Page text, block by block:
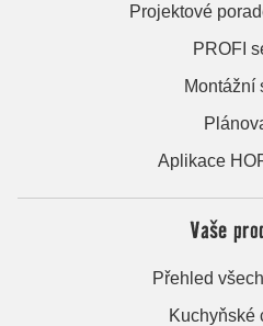
Projektové
PROFI
Montážní
Aplikace
Vaše
Přehled
Kuchyňské